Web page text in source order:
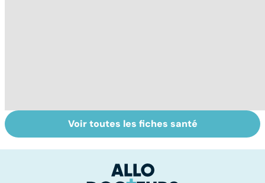
Violences
sexuelles :
Bien vivre la
ménopause
Voir toutes les fiches santé